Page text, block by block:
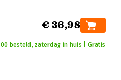
€ 36,98
besteld, zaterdag in huis | Gratis